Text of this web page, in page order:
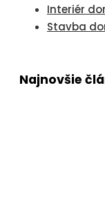
Interiér
Stavba
Najnovšie